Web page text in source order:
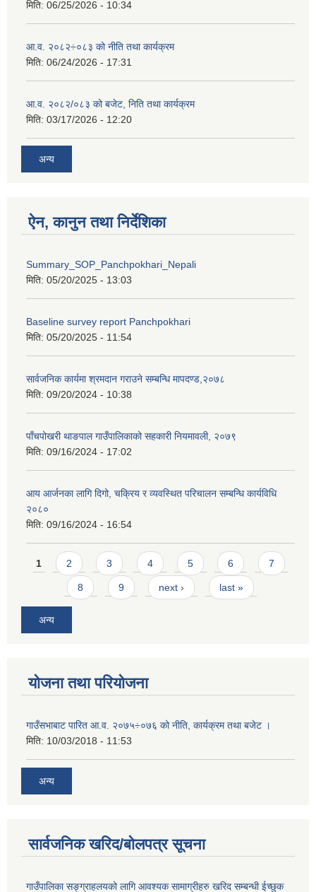
मिति: 06/25/2026 - 10:34
आ.व. २०८२÷०८३ को नीति तथा कार्यक्रम
मिति: 06/24/2026 - 17:31
आ.व. २०८२/०८३ को बजेट, निति तथा कार्यक्रम
मिति: 03/17/2026 - 12:20
अन्य
ऐन, कानुन तथा निर्देशिका
Summary_SOP_Panchpokhari_Nepali
मिति: 05/20/2025 - 13:03
Baseline survey report Panchpokhari
मिति: 05/20/2025 - 11:54
सार्वजनिक कार्यमा श्रमदान गराउने सम्बन्धि मापदण्ड,२०७८
मिति: 09/20/2024 - 10:38
पाँचपोखरी थाङपाल गाउँपालिकाको सहकारी नियमावली, २०७९
मिति: 09/16/2024 - 17:02
आय आर्जनका लागि दिगो, चक्रिय र व्यवस्थित परिचालन सम्बन्धि कार्यविधि
२०८०
मिति: 09/16/2024 - 16:54
Pages
1 2 3 4 5 6 7
8 9 next › last »
अन्य
योजना तथा परियोजना
गाउँसभाबाट पारित आ.व. २०७५÷०७६ को नीति, कार्यक्रम तथा बजेट ।
मिति: 10/03/2018 - 11:53
अन्य
सार्वजनिक खरिद/बोलपत्र सूचना
गाउँपालिका सङ्ग्राहलयको लागि आवश्यक सामाग्रीहरु खरिद सम्बन्धी ईच्छुक